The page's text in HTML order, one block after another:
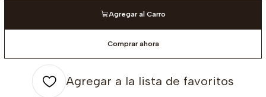
Agregar al Carro
Comprar ahora
Agregar a la lista de favoritos